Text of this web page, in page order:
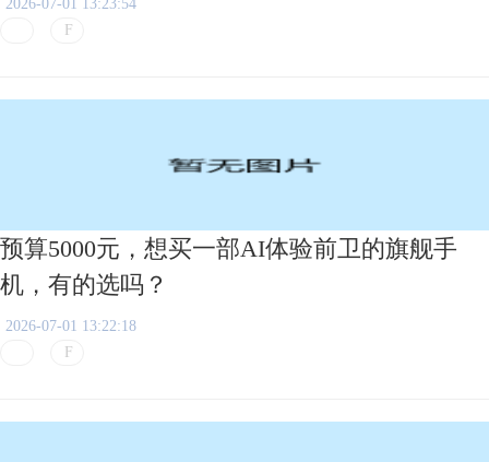
2026-07-01 13:23:54
预算5000元，想买一部AI体验前卫的旗舰手
机，有的选吗？
2026-07-01 13:22:18